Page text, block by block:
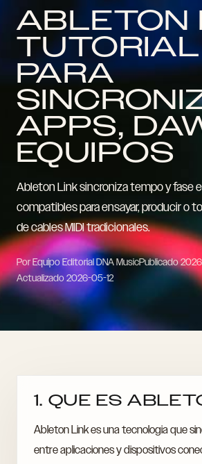
ABLETON
TUTORIAL
PARA
APPS,
EQUIPOS
Ableton Link sincroniza tempo y fase
compatibles para ensayar, producir o
de cables MIDI tradicionales.
Por Equipo Editorial DNA MusicPublicado
Actualizado2026-05-12
1. QUE ES
Ableton Link es una tecnologia que
entre aplicaciones y dispositivos